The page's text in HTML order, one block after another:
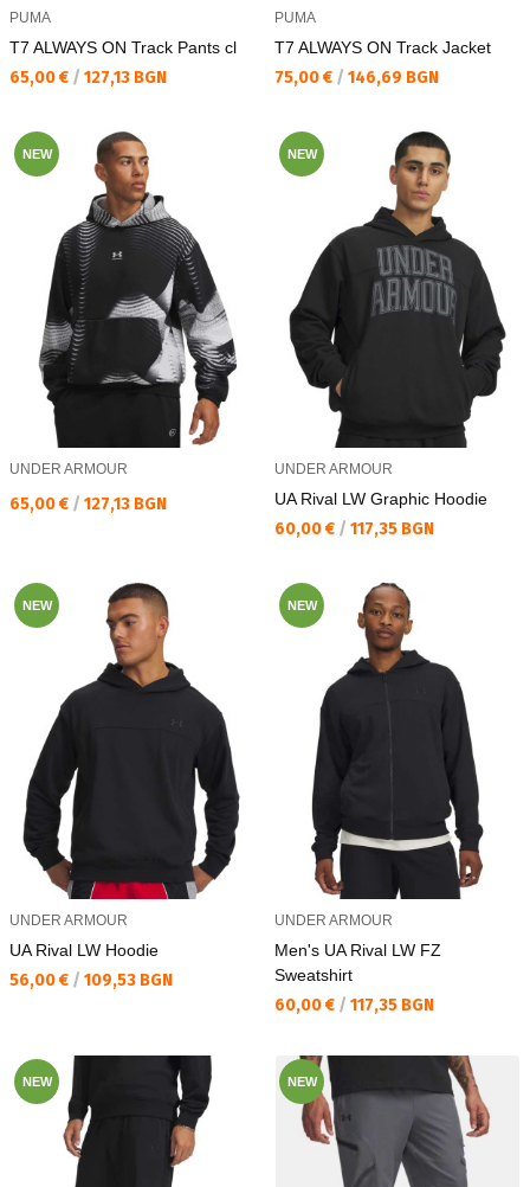
PUMA
T7 ALWAYS ON Track Pants cl
Текуща цена:
65,00 € / 127,13 BGN
PUMA
T7 ALWAYS ON Track Jacket
Текуща цена:
75,00 € / 146,69 BGN
NEW
UNDER ARMOUR
Текуща цена:
65,00 € / 127,13 BGN
NEW
UNDER ARMOUR
UA Rival LW Graphic Hoodie
Текуща цена:
60,00 € / 117,35 BGN
NEW
UNDER ARMOUR
UA Rival LW Hoodie
Текуща цена:
56,00 € / 109,53 BGN
NEW
UNDER ARMOUR
Men's UA Rival LW FZ
Sweatshirt
Текуща цена:
60,00 € / 117,35 BGN
NEW NEW